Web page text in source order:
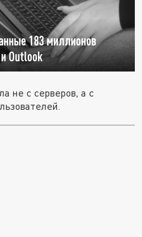
183 миллионов
Outlook
не с серверов, а с